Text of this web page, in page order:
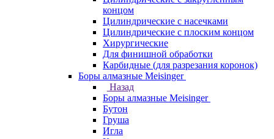
концом
Цилиндрические с насечками
Цилиндрические с плоским концом
Хирургические
Для финишной обработки
Карбидные (для разрезания коронок)
Боры алмазные Meisinger
Назад
Боры алмазные Meisinger
Бутон
Груша
Игла